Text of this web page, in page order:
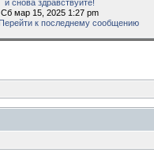
и снова здравствуйте!
Сб мар 15, 2025 1:27 pm